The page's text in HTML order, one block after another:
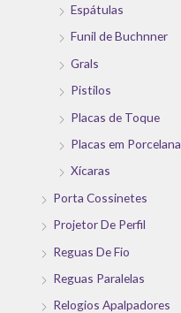
Espátulas
Funil de Buchnner
Grals
Pistilos
Placas de Toque
Placas em Porcelana
Xícaras
Porta Cossinetes
Projetor De Perfil
Reguas De Fio
Reguas Paralelas
Relogios Apalpadores